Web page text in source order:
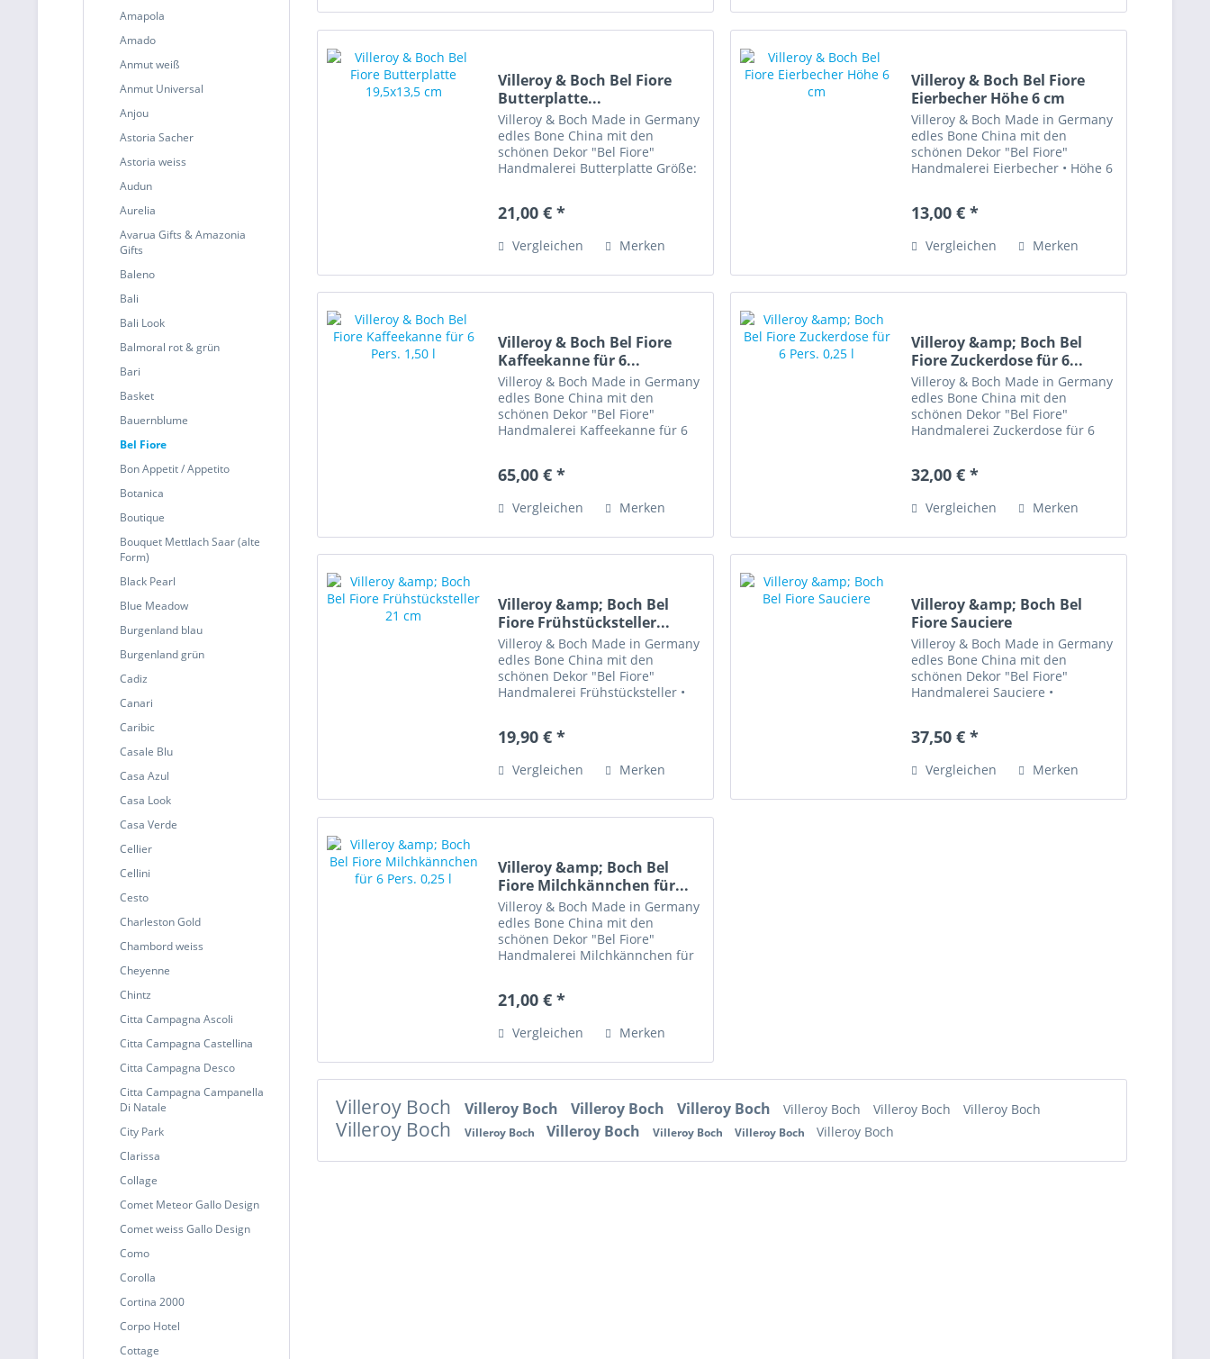
Amapola
Amado
Anmut weiß
Anmut Universal
Anjou
Astoria Sacher
Astoria weiss
Audun
Aurelia
Avarua Gifts & Amazonia
Gifts
Baleno
Bali
Bali Look
Balmoral rot & grün
Bari
Basket
Bauernblume
Bel Fiore
Bon Appetit / Appetito
Botanica
Boutique
Bouquet Mettlach Saar (alte
Form)
Black Pearl
Blue Meadow
Burgenland blau
Burgenland grün
Cadiz
Canari
Caribic
Casale Blu
Casa Azul
Casa Look
Casa Verde
Cellier
Cellini
Cesto
Charleston Gold
Chambord weiss
Cheyenne
Chintz
Citta Campagna Ascoli
Citta Campagna Castellina
Citta Campagna Desco
Citta Campagna Campanella
Di Natale
City Park
Clarissa
Collage
Comet Meteor Gallo Design
Comet weiss Gallo Design
Como
Corolla
Cortina 2000
Corpo Hotel
Cottage
Villeroy & Boch Bel Fiore
Butterplatte...
Villeroy & Boch Made in Germany
edles Bone China mit den
schönen Dekor "Bel Fiore"
Handmalerei Butterplatte Größe:
Bone China bedeutet Knochen-
21,00 € *
Vergleichen Merken
Villeroy & Boch Bel Fiore
Eierbecher Höhe 6 cm
Villeroy & Boch Made in Germany
edles Bone China mit den
schönen Dekor "Bel Fiore"
Handmalerei Eierbecher • Höhe 6
bedeutet Knochen-Porzellan gilt
keramische...
13,00 € *
Vergleichen Merken
Villeroy & Boch Bel Fiore
Kaffeekanne für 6...
Villeroy & Boch Made in Germany
edles Bone China mit den
schönen Dekor "Bel Fiore"
Handmalerei Kaffeekanne für 6
Spülmaschinenfest •
erhalten...
65,00 € *
Vergleichen Merken
Villeroy &amp; Boch Bel
Fiore Zuckerdose für 6...
Villeroy & Boch Made in Germany
edles Bone China mit den
schönen Dekor "Bel Fiore"
Handmalerei Zuckerdose für 6
erhalten Bone China bedeutet
32,00 € *
Vergleichen Merken
Villeroy &amp; Boch Bel
Fiore Frühstücksteller...
Villeroy & Boch Made in Germany
edles Bone China mit den
schönen Dekor "Bel Fiore"
Handmalerei Frühstücksteller •
erhalten Bone China bedeutet
19,90 € *
Vergleichen Merken
Villeroy &amp; Boch Bel
Fiore Sauciere
Villeroy & Boch Made in Germany
edles Bone China mit den
schönen Dekor "Bel Fiore"
Handmalerei Sauciere •
Bone China bedeutet Knochen-
anspruchsvollste...
37,50 € *
Vergleichen Merken
Villeroy &amp; Boch Bel
Fiore Milchkännchen für...
Villeroy & Boch Made in Germany
edles Bone China mit den
schönen Dekor "Bel Fiore"
Handmalerei Milchkännchen für
erhalten Bone China bedeutet
21,00 € *
Vergleichen Merken
Villeroy Boch Villeroy Boch Villeroy Boch Villeroy Boch Villeroy Boch Villeroy Boch Villeroy Boch
Villeroy Boch Villeroy Boch Villeroy Boch Villeroy Boch Villeroy Boch Villeroy Boch